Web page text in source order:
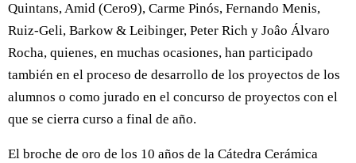
Quintans, Amid (Cero9), Carme Pinós, Fernando Menis,
Ruiz-Geli, Barkow & Leibinger, Peter Rich y Joâo Álvaro
Rocha, quienes, en muchas ocasiones, han participado
también en el proceso de desarrollo de los proyectos de los
alumnos o como jurado en el concurso de proyectos con el
que se cierra curso a final de año.
El broche de oro de los 10 años de la Cátedra Cerámica